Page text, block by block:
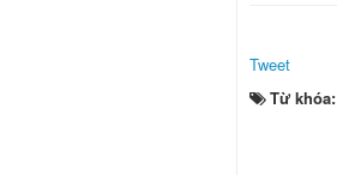
Tweet
Từ khóa: